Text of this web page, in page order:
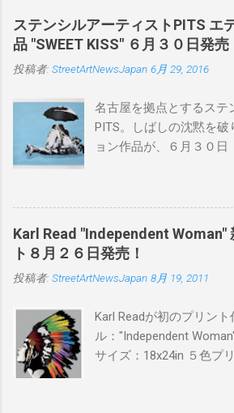
ステンシルアーティストPITS エ
品 "SWEET KISS" ６月３０日発売
投稿者: StreetArtNewsJapan 6月 29, 2016
名古屋を拠点とするステ
PITS。しばしの沈黙を
ョン作品が、６月３０日
品に落とし込むスタイ
PITSの過去記事はこち
日(木)19時 タイトル：
BLUE/MINT GREEN/
ン：各色５ サイズ：
¥16,000(¥17,280) 購入は
Karl Read "Independent Woman"
ト８月２６日発売！
投稿者: StreetArtNewsJapan 8月 19, 2011
Karl Readが初のプリン
ル："Independent
サイズ：18x24in ５色プ
ドフィニッシュバージ